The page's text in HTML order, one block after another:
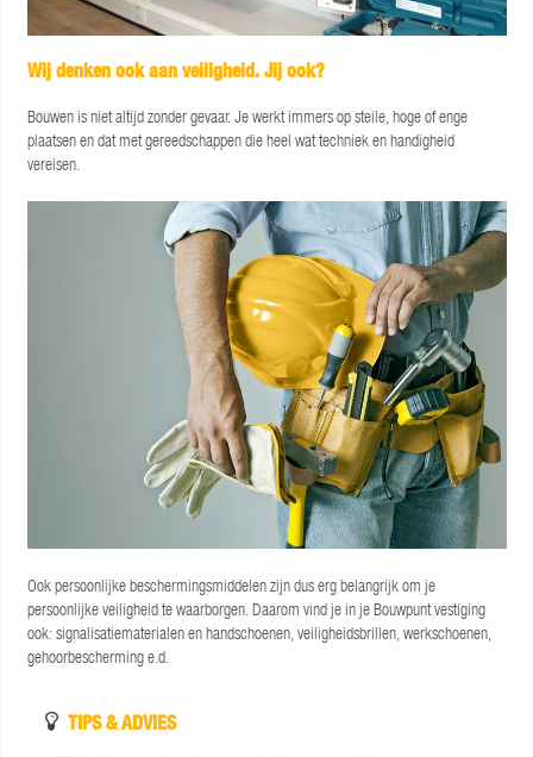
Wij denken ook aan veiligheid. Jij ook?
Bouwen is niet altijd zonder gevaar. Je werkt immers op steile, hoge of enge
plaatsen en dat met gereedschappen die heel wat techniek en handigheid
vereisen.
Ook persoonlijke beschermingsmiddelen zijn dus erg belangrijk om je
persoonlijke veiligheid te waarborgen. Daarom vind je in je Bouwpunt vestiging
ook: signalisatiematerialen en handschoenen, veiligheidsbrillen, werkschoenen,
gehoorbescherming e.d.
TIPS & ADVIES